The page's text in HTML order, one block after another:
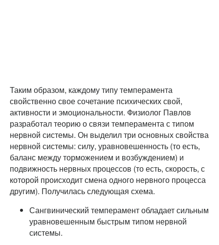
Таким образом, каждому типу темперамента
свойственно свое сочетание психических свой,
активности и эмоциональности. Физиолог Павлов
разработал теорию о связи темперамента с типом
нервной системы. Он выделил три основных свойства
нервной системы: силу, уравновешенность (то есть,
баланс между торможением и возбуждением) и
подвижность нервных процессов (то есть, скорость, с
которой происходит смена одного нервного процесса
другим). Получилась следующая схема.
Сангвинический темперамент обладает сильным
уравновешенным быстрым типом нервной
системы.